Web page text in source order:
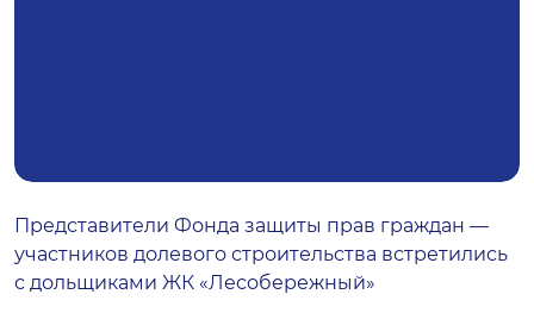
Представители Фонда защиты прав граждан —
участников долевого строительства встретились
с дольщиками ЖК «Лесобережный»